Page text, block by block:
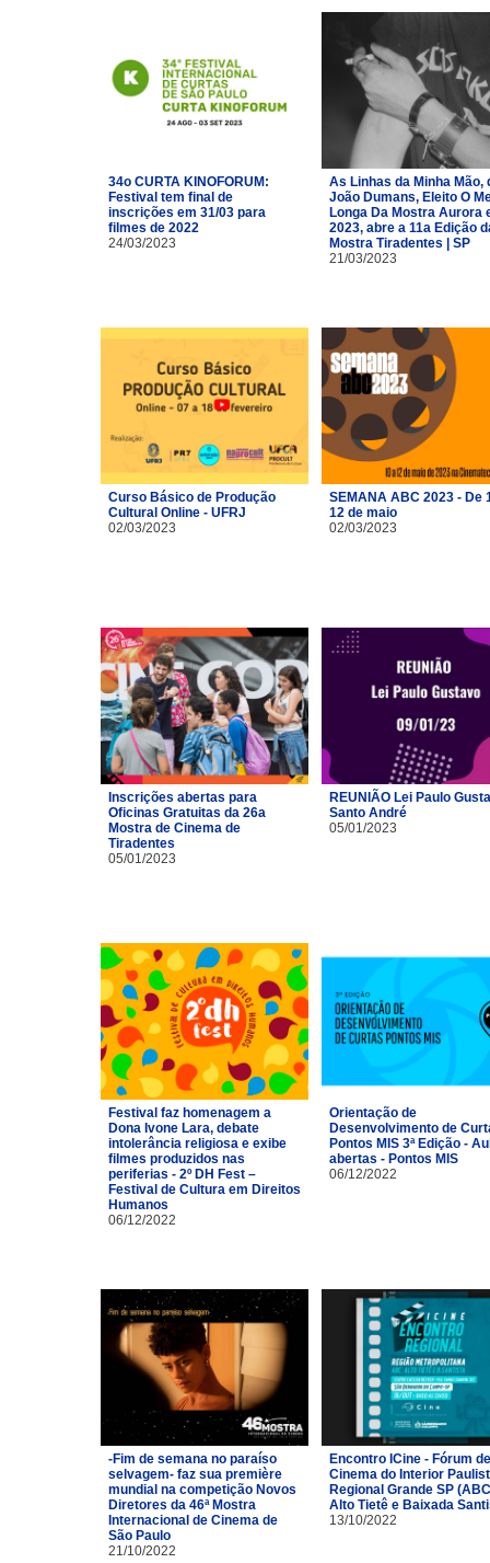
34o CURTA KINOFORUM:
Festival tem final de
inscrições em 31/03 para
filmes de 2022
24/03/2023
As Linhas da Minha Mão,
João Dumans, Eleito O
Longa Da Mostra Aurora
2023, abre a 11a Edição
Mostra Tiradentes | SP
21/03/2023
Curso Básico de Produção
Cultural Online - UFRJ
02/03/2023
SEMANA ABC 2023 - De
12 de maio
02/03/2023
Inscrições abertas para
Oficinas Gratuitas da 26a
Mostra de Cinema de
Tiradentes
05/01/2023
REUNIÃO Lei Paulo
Santo André
05/01/2023
Festival faz homenagem a
Dona Ivone Lara, debate
intolerância religiosa e exibe
filmes produzidos nas
periferias - 2º DH Fest –
Festival de Cultura em Direitos
Humanos
06/12/2022
Orientação de
Desenvolvimento de
Pontos MIS 3ª Edição -
abertas - Pontos MIS
06/12/2022
-Fim de semana no paraíso
selvagem- faz sua première
mundial na competição Novos
Diretores da 46ª Mostra
Internacional de Cinema de
São Paulo
21/10/2022
Encontro ICine - Fórum de
Cinema do Interior
Regional Grande SP
Alto Tietê e Baixada
13/10/2022